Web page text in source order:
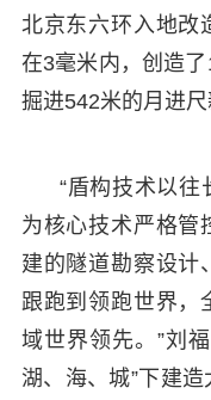
北京东六环入地改
在3毫米内，创造
掘进542米的月进尺
“盾构技术以
为核心技术严格管
建的隧道勘察设计
跟跑到领跑世界，
域世界领先。”刘
湖、海、城”下建